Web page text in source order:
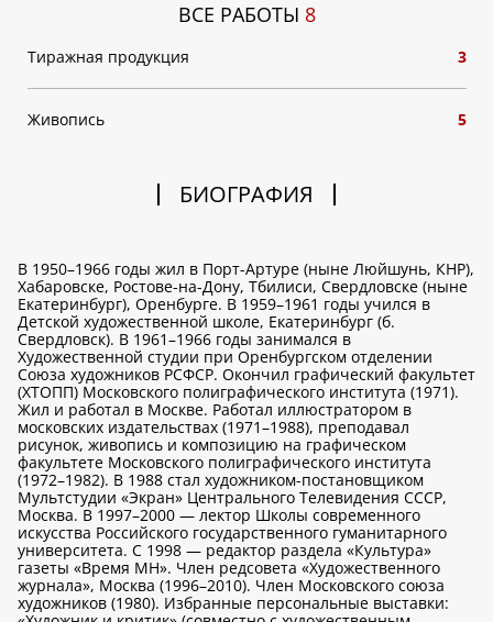
ВСЕ РАБОТЫ 8
Тиражная продукция 3
Живопись 5
БИОГРАФИЯ
В 1950–1966 годы жил в Порт-Артуре (ныне Люйшунь, КНР),
Хабаровске, Ростове-на-Дону, Тбилиси, Свердловске (ныне
Екатеринбург), Оренбурге. В 1959–1961 годы учился в
Детской художественной школе, Екатеринбург (б.
Свердловск). В 1961–1966 годы занимался в
Художественной студии при Оренбургском отделении
Союза художников РСФСР. Окончил графический факультет
(ХТОПП) Московского полиграфического института (1971).
Жил и работал в Москве. Работал иллюстратором в
московских издательствах (1971–1988), преподавал
рисунок, живопись и композицию на графическом
факультете Московского полиграфического института
(1972–1982). В 1988 стал художником-постановщиком
Мультстудии «Экран» Центрального Телевидения СССР,
Москва. В 1997–2000 — лектор Школы современного
искусства Российского государственного гуманитарного
университета. С 1998 — редактор раздела «Культура»
газеты «Время МН». Член редсовета «Художественного
журнала», Москва (1996–2010). Член Московского союза
художников (1980). Избранные персональные выставки: